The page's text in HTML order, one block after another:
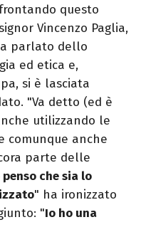
questo
Vincenzo Paglia,
parlato dello
ed etica e,
si è lasciata
"Va detto (ed è
utilizzando le
comunque anche
parte delle
penso che sia lo
" ha ironizzato
"Io ho una